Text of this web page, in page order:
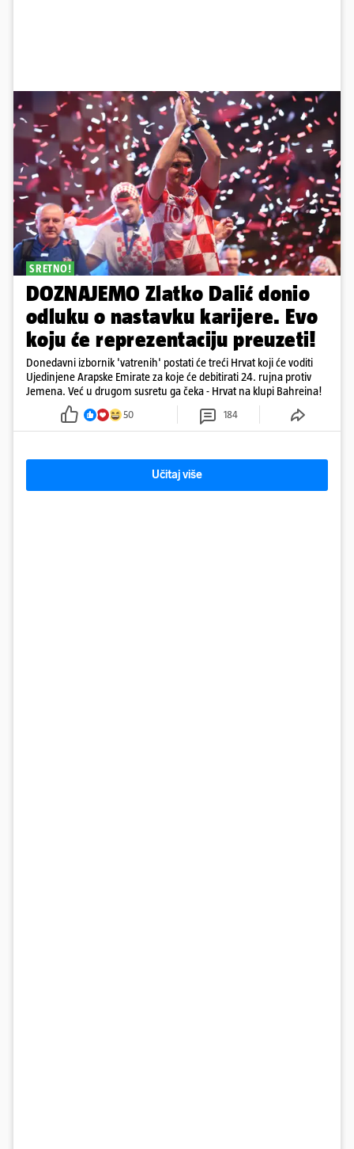
SRETNO!
DOZNAJEMO Zlatko Dalić donio
odluku o nastavku karijere. Evo
koju će reprezentaciju preuzeti!
Donedavni izbornik 'vatrenih' postati će treći Hrvat koji će voditi
Ujedinjene Arapske Emirate za koje će debitirati 24. rujna protiv
Jemena. Već u drugom susretu ga čeka - Hrvat na klupi Bahreina!
50 184
Učitaj više